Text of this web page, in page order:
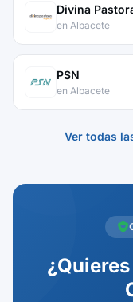
Divina
en Albacete
PSN
en Albacete
Ver todas